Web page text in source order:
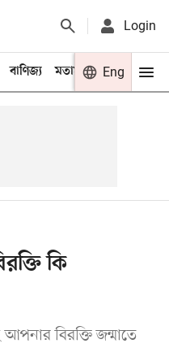
Login
বাণিজ্য মতামত খেলা
Eng
কি
বিরক্তি জন্মাতে